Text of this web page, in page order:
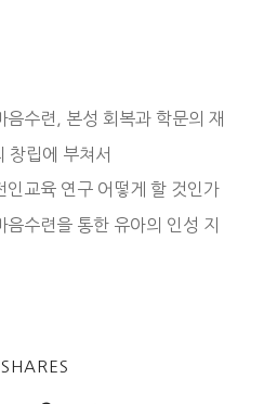
음수련, 본성 회복과 학문의 재
창립에 부쳐서
인교육 연구 어떻게 할 것인가
음수련을 통한 유아의 인성 지
SHARES